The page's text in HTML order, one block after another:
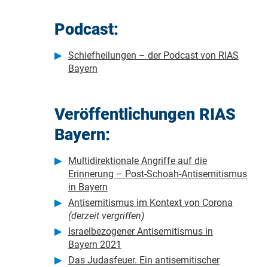
Podcast:
Schiefheilungen – der Podcast von RIAS
Bayern
Veröffentlichungen RIAS
Bayern:
Multidirektionale Angriffe auf die
Erinnerung – Post-Schoah-Antisemitismus
in Bayern
Antisemitismus im Kontext von Corona
(derzeit vergriffen)
Israelbezogener Antisemitismus in
Bayern 2021
Das Judasfeuer. Ein antisemitischer